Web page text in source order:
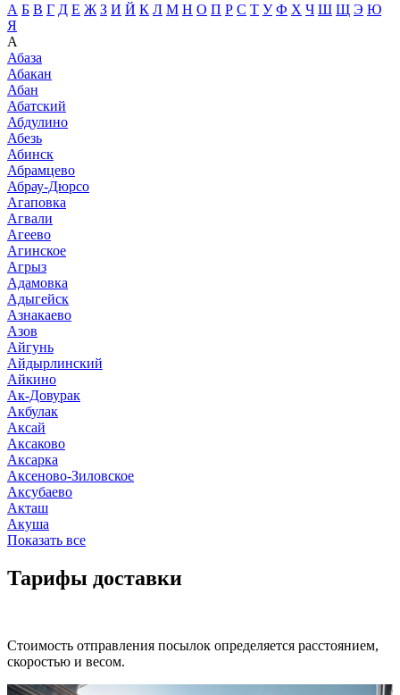
А Б В Г Д Е Ж З И Й К Л М Н О П Р С Т У Ф Х Ч Ш Щ Э Ю
Я
А
Абаза
Абакан
Абан
Абатский
Абдулино
Абезь
Абинск
Абрамцево
Абрау-Дюрсо
Агаповка
Агвали
Агеево
Агинское
Агрыз
Адамовка
Адыгейск
Азнакаево
Азов
Айгунь
Айдырлинский
Айкино
Ак-Довурак
Акбулак
Аксай
Аксаково
Аксарка
Аксеново-Зиловское
Аксубаево
Акташ
Акуша
Показать все
Тарифы доставки
Стоимость отправления посылок определяется расстоянием,
скоростью и весом.